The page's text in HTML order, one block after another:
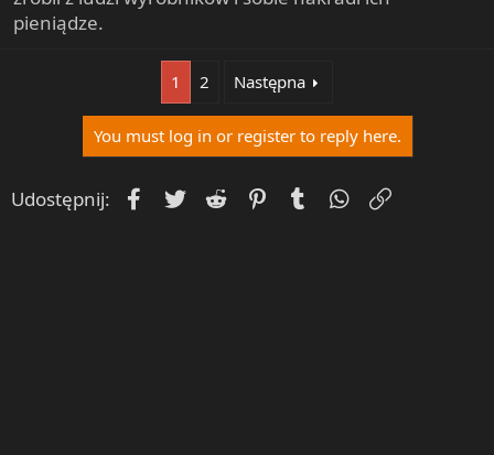
pieniądze.
1 2 Następna
You must log in or register to reply here.
Udostępnij: Facebook
Twitter Reddit PinterestTumblrWhatsApp